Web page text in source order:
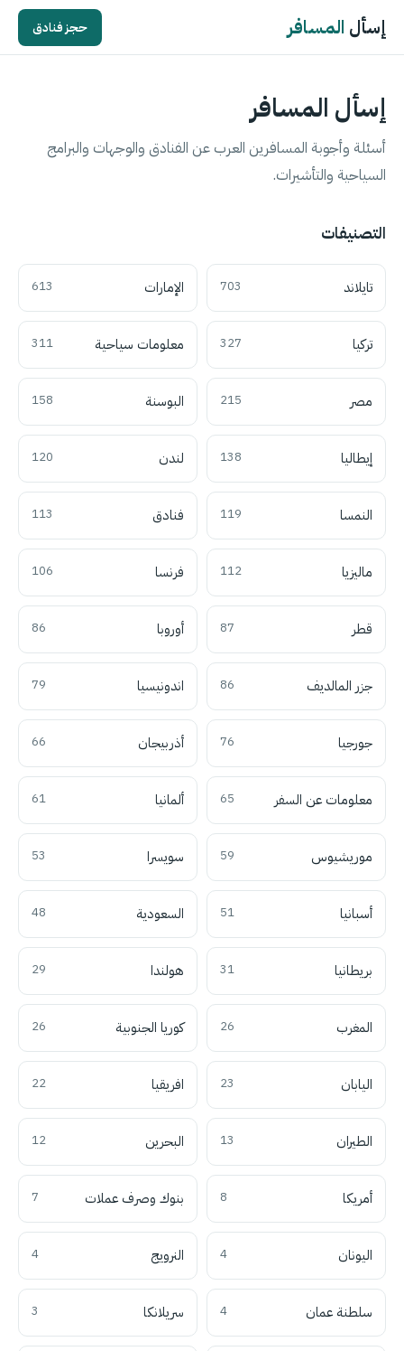
إسأل المسافر حجز فنادق
إسأل المسافر
أسئلة وأجوبة المسافرين العرب عن الفنادق والوجهات والبرامج
السياحية والتأشيرات.
التصنيفات
تايلاند 703 الإمارات 613
تركيا 327 معلومات سياحية 311
مصر 215 البوسنة 158
إيطاليا 138 لندن 120
النمسا 119 فنادق 113
ماليزيا 112 فرنسا 106
قطر 87 أوروبا 86
جزر المالديف 86 اندونيسيا 79
جورجيا 76 أذربيجان 66
معلومات عن السفر 65 ألمانيا 61
موريشيوس 59 سويسرا 53
أسبانيا 51 السعودية 48
بريطانيا 31 هولندا 29
المغرب 26 كوريا الجنوبية 26
اليابان 23 افريقيا 22
الطيران 13 البحرين 12
أمريكا 8 بنوك وصرف عملات 7
اليونان 4 النرويج 4
سلطنة عمان 4 سريلانكا 3